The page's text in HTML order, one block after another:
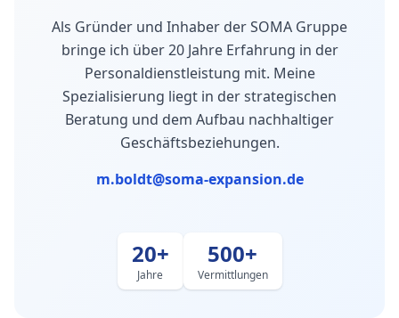
Als Gründer und Inhaber der SOMA Gruppe
bringe ich über 20 Jahre Erfahrung in der
Personaldienstleistung mit. Meine
Spezialisierung liegt in der strategischen
Beratung und dem Aufbau nachhaltiger
Geschäftsbeziehungen.
m.boldt@soma-expansion.de
20+
Jahre
500+
Vermittlungen